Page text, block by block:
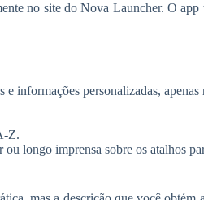
no site do Nova Launcher. O
informações personalizadas,
Z.
longo imprensa sobre os atalhos